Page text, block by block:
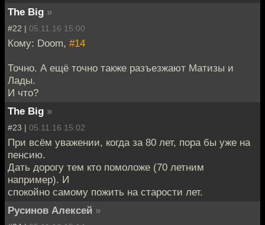
The Big »
#22 | 05.11.16 15:00
Кому: Doom, #14
Точно. А ещё точно также разъезжают Матизы и
Лады.
И что?
The Big »
#23 | 05.11.16 15:02
При всём уважении, когда за 80 лет, пора бы уже на
пенсию.
Дать дорогу тем кто помоложе (70 летним
например). И
спокойно самому пожить на старости лет.
Русинов Алексей »